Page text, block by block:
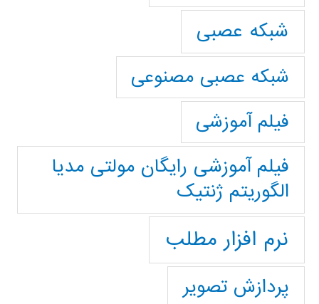
شبکه عصبی
شبکه عصبی مصنوعی
فیلم آموزشی
فیلم آموزشی رایگان مولتی مدیا
الگوریتم ژنتیک
نرم افزار مطلب
پردازش تصویر